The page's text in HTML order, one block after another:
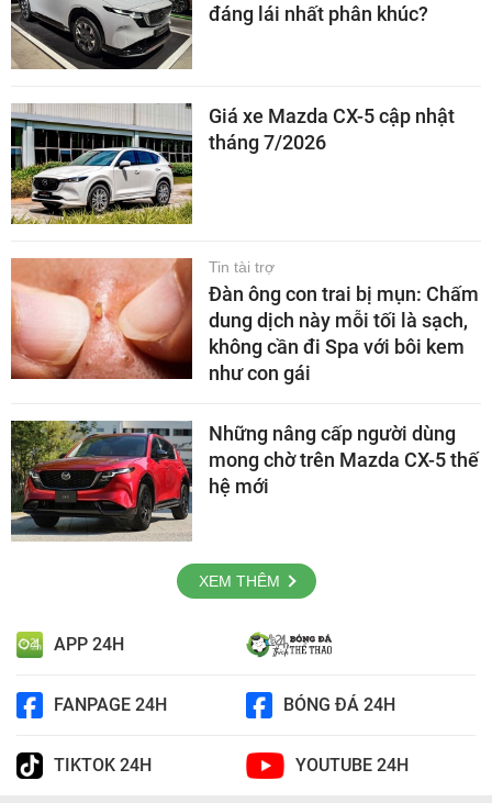
đáng lái nhất phân khúc?
Giá xe Mazda CX-5 cập nhật
tháng 7/2026
Tin tài trợ
Đàn ông con trai bị mụn: Chấm
dung dịch này mỗi tối là sạch,
không cần đi Spa với bôi kem
như con gái
Những nâng cấp người dùng
mong chờ trên Mazda CX-5 thế
hệ mới
XEM THÊM
APP 24H
FANPAGE 24H BÓNG ĐÁ 24H
TIKTOK 24H YOUTUBE 24H